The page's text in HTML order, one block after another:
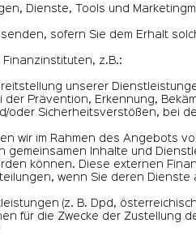
Dienste, Tools und
sofern Sie dem Erhalt
z.B.:
unserer
der Prävention, Erkennung,
oder Sicherheitsverstößen, bei
wir im Rahmen des Angebots
gemeinsamen Inhalte und
können. Diese externen
wenn Sie deren
(z. B. Dpd,
für die Zwecke der Zustellung